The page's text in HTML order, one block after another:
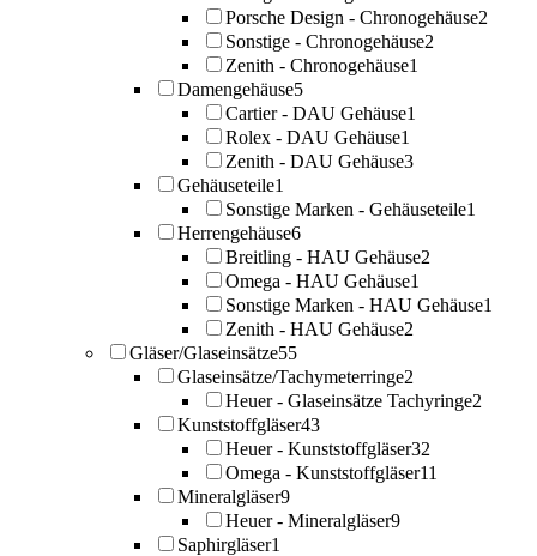
Porsche Design - Chronogehäuse2
Sonstige - Chronogehäuse2
Zenith - Chronogehäuse1
Damengehäuse5
Cartier - DAU Gehäuse1
Rolex - DAU Gehäuse1
Zenith - DAU Gehäuse3
Gehäuseteile1
Sonstige Marken - Gehäuseteile1
Herrengehäuse6
Breitling - HAU Gehäuse2
Omega - HAU Gehäuse1
Sonstige Marken - HAU Gehäuse1
Zenith - HAU Gehäuse2
Gläser/Glaseinsätze55
Glaseinsätze/Tachymeterringe2
Heuer - Glaseinsätze Tachyringe2
Kunststoffgläser43
Heuer - Kunststoffgläser32
Omega - Kunststoffgläser11
Mineralgläser9
Heuer - Mineralgläser9
Saphirgläser1